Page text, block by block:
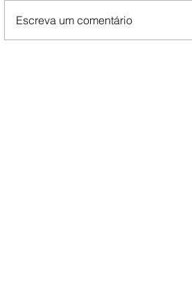
Escreva um comentário